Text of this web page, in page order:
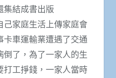
集結成書出版
己家庭生活上傳家庭會
車運輸業遭遇了交通
了，為了一家人的生
打工掙錢，一家人當時